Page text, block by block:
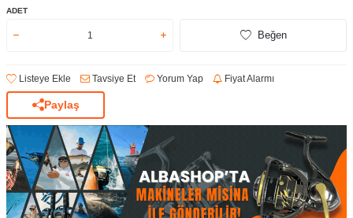
ADET
Beğen
Listeye Ekle Tavsiye Et Yorum Yap Fiyat Alarmı
Paylaş